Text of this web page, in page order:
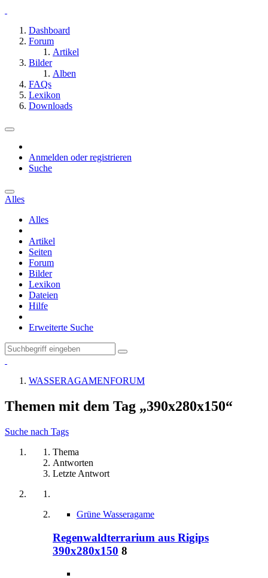
Dashboard
Forum
Artikel
Bilder
Alben
FAQs
Lexikon
Downloads
Anmelden oder registrieren
Suche
Alles
Alles
Artikel
Seiten
Forum
Bilder
Lexikon
Dateien
Hilfe
Erweiterte Suche
WASSERAGAMENFORUM
Themen mit dem Tag „390x280x150“
Suche nach Tags
Thema
Antworten
Letzte Antwort
Grüne Wasseragame
Regenwaldterrarium aus Rigips
390x280x150 8